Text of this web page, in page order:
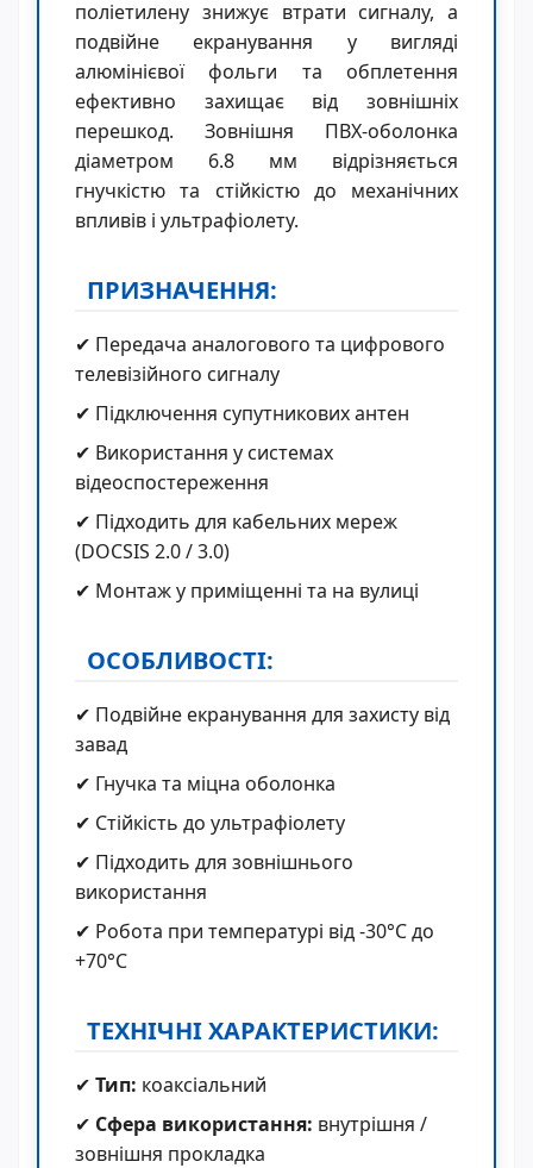
поліетилену знижує втрати сигналу, а
подвійне екранування у вигляді
алюмінієвої фольги та обплетення
ефективно захищає від зовнішніх
перешкод. Зовнішня ПВХ-оболонка
діаметром 6.8 мм відрізняється
гнучкістю та стійкістю до механічних
впливів і ультрафіолету.
ПРИЗНАЧЕННЯ:
✔ Передача аналогового та цифрового
телевізійного сигналу
✔ Підключення супутникових антен
✔ Використання у системах
відеоспостереження
✔ Підходить для кабельних мереж
(DOCSIS 2.0 / 3.0)
✔ Монтаж у приміщенні та на вулиці
ОСОБЛИВОСТІ:
✔ Подвійне екранування для захисту від
завад
✔ Гнучка та міцна оболонка
✔ Стійкість до ультрафіолету
✔ Підходить для зовнішнього
використання
✔ Робота при температурі від -30°C до
+70°C
ТЕХНІЧНІ ХАРАКТЕРИСТИКИ:
✔ Тип: коаксіальний
✔ Сфера використання: внутрішня /
зовнішня прокладка